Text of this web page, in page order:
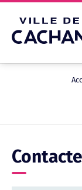
Cookies